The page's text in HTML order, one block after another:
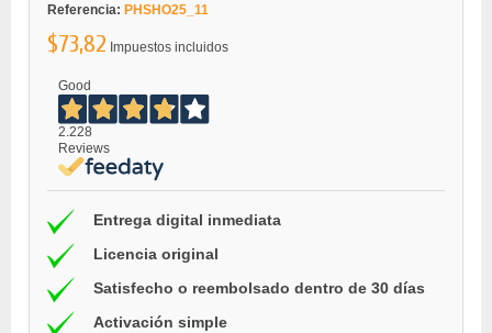
Referencia: PHSHO25_11
$73,82 Impuestos incluidos
Good
2.228
Reviews
Entrega digital inmediata
Licencia original
Satisfecho o reembolsado dentro de 30 días
Activación simple